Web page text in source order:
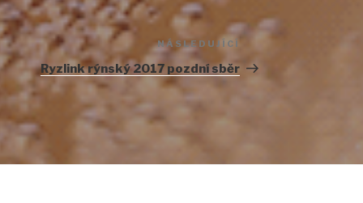
příspěvek
NÁSLEDUJÍCÍ
Ryzlink rýnský 2017 pozdní sběr